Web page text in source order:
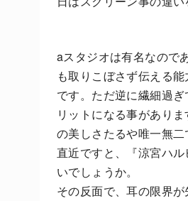
aスタジオは有名なので
も取りこぼさず伝える
です。ただ逆に繊細過
リットになる事があり
の美しさたるや唯一無二
直近ですと、『涼宮ハ
いでしょうか。
その反面で、耳の限界